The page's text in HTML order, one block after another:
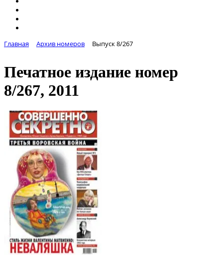
Главная Архив номеров Выпуск 8/267
Печатное издание номер
8/267, 2011